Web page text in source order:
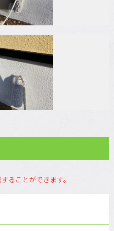
ることができます。